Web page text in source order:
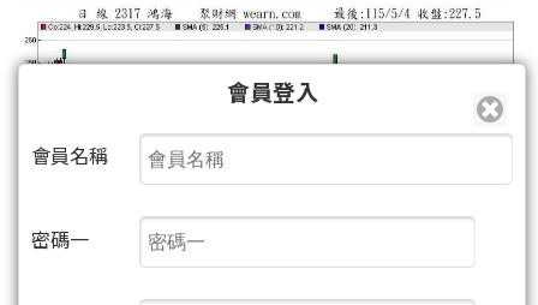
會員登入
會員名稱
密碼一